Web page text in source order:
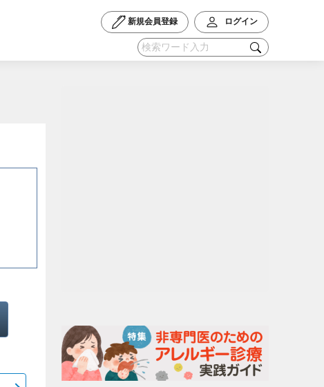
新規会員登録 ログイン